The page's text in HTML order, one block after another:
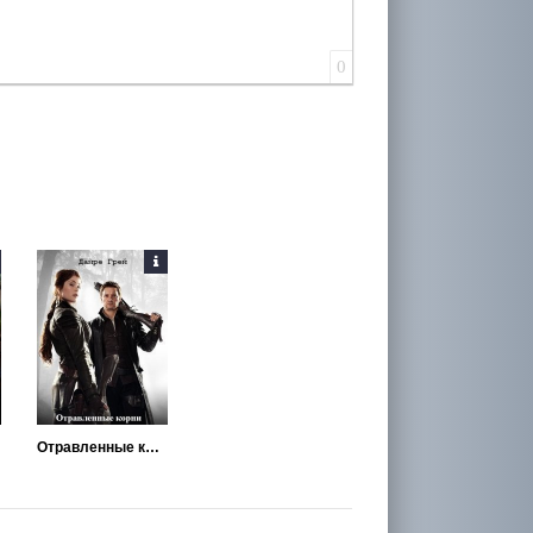
0
Отравленные корни